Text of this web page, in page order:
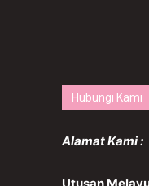
Hubungi Kami
Alamat Kami :